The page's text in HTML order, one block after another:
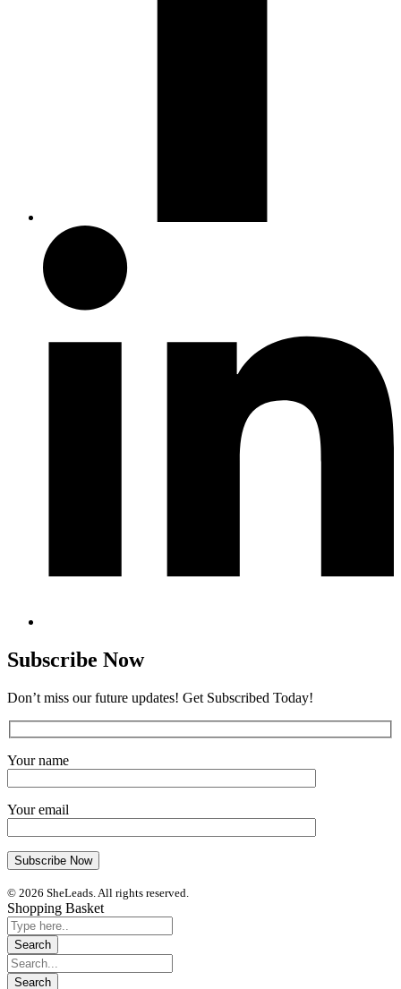
Subscribe Now
Don’t miss our future updates! Get Subscribed Today!
Your name
Your email
© 2026 SheLeads. All rights reserved.
Shopping Basket